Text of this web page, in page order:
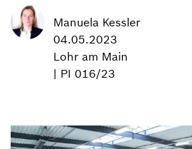
Manuela Kessler
04.05.2023
Lohr am Main
| PI 016/23